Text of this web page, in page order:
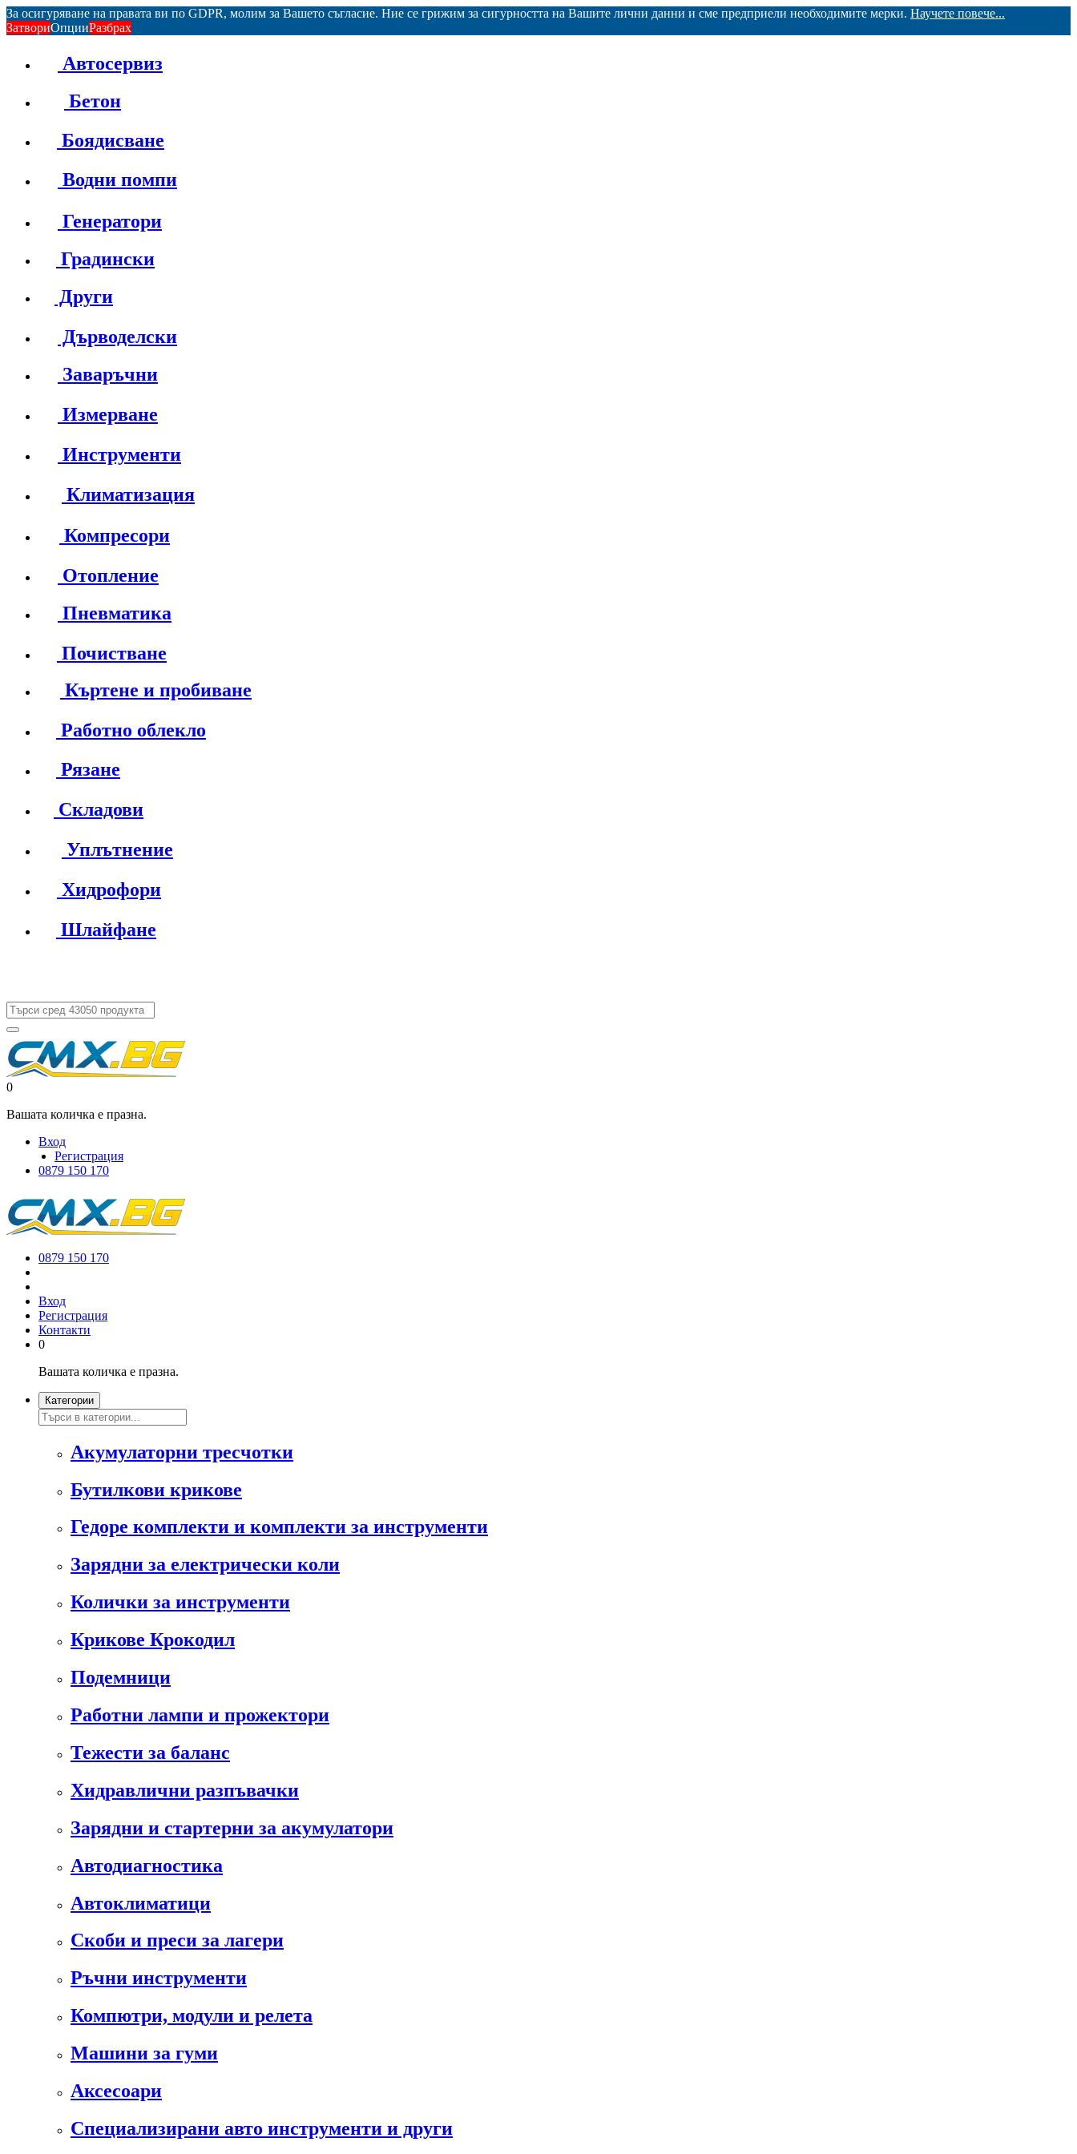
За осигуряване на правата ви по GDPR, молим за Вашето съгласие. Ние се грижим за сигурността на Вашите лични данни и сме предприели необходимите мерки. Научете повече...
ЗатвориОпцииРазбрах
Автосервиз
Бетон
Боядисване
Водни помпи
Генератори
Градински
Други
Дърводелски
Заваръчни
Измерване
Инструменти
Климатизация
Компресори
Отопление
Пневматика
Почистване
Къртене и пробиване
Работно облекло
Рязане
Складови
Уплътнение
Хидрофори
Шлайфане
0
Вашата количка е празна.
Вход
Регистрация
0879 150 170
0879 150 170
Вход
Регистрация
Контакти
0
Вашата количка е празна.
Категории
Акумулаторни тресчотки
Бутилкови крикове
Гедоре комплекти и комплекти за инструменти
Зарядни за електрически коли
Колички за инструменти
Крикове Крокодил
Подемници
Работни лампи и прожектори
Тежести за баланс
Хидравлични разпъвачки
Зарядни и стартерни за акумулатори
Автодиагностика
Автоклиматици
Скоби и преси за лагери
Ръчни инструменти
Компютри, модули и релета
Машини за гуми
Аксесоари
Специализирани авто инструменти и други